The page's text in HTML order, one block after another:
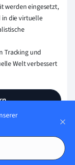
werden eingesetzt,
in die virtuelle
Tracking und
Welt verbessert
Content
ist?